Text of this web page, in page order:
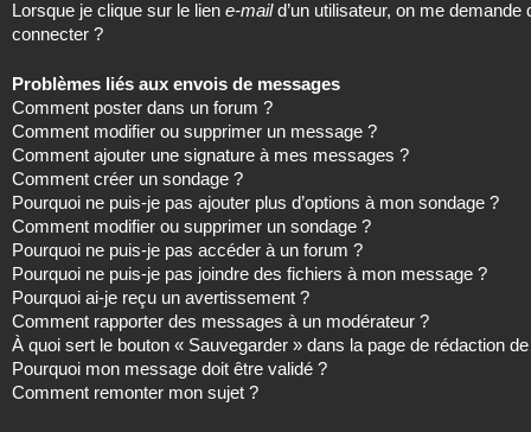
Lorsque je clique sur le lien e-maild’un utilisateur, on me demande
connecter ?
Problèmes liés aux envois de messages
Comment poster dans un forum ?
Comment modifier ou supprimer un message ?
Comment ajouter une signature à mes messages ?
Comment créer un sondage ?
Pourquoi ne puis-je pas ajouter plus d’options à mon sondage ?
Comment modifier ou supprimer un sondage ?
Pourquoi ne puis-je pas accéder à un forum ?
Pourquoi ne puis-je pas joindre des fichiers à mon message ?
Pourquoi ai-je reçu un avertissement ?
Comment rapporter des messages à un modérateur ?
À quoi sert le bouton « Sauvegarder » dans la page de rédaction
Pourquoi mon message doit être validé ?
Comment remonter mon sujet ?